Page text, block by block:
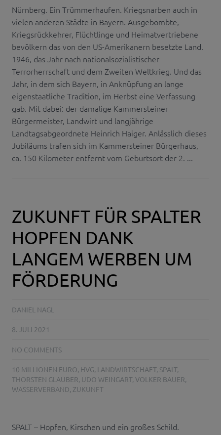
Nürnberg. Ein Trümmerhaufen. Kriegsnarben auch in
vielen anderen Städte in Bayern. Ausgebombte,
Kriegsrückkehrer, Flüchtlinge und Heimatvertriebene
bevölkern das von den US-Amerikanern besetzte Land.
1946, das Jahr nach nationalsozialistischer
Terrorherrschaft und dem Zweiten Weltkrieg. Und das
Jahr, in dem sich Bayern, in Anknüpfung an lange
eigenstaatliche Tradition, im Herbst eine Verfassung
gab. Mit dabei: der damalige Kammersteiner
Bürgermeister, Landwirt und langjährige
Landtagsabgeordnete Heinrich Haiger. Anlässlich dieses
Jubiläums trafen sich im Kammersteiner Bürgerhaus,
ca. 150 Kilometer entfernt vom Geburtsort der 2. ...
ZUKUNFT FÜR SPALTER
HOPFEN DANK
LANGEM WERBEN UM
FÖRDERUNG
DANIEL NAGL
8. JULI 2021
NO COMMENTS
10 MILLIONEN EURO, HVG, LANDWIRTSCHAFT, SPALT,
THORSTEN GLAUBER, UDO WEINGART, VOLKER BAUER,
WASSERVERBAND, ZUKUNFT
SPALT – Hopfen, Kirschen und ein großes Schild.